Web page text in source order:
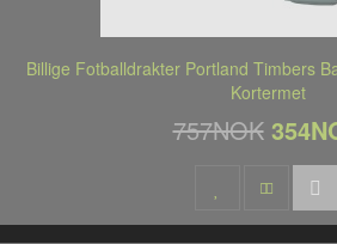
Billige Fotballdrakter Portland Timbers
Kortermet
757NOK